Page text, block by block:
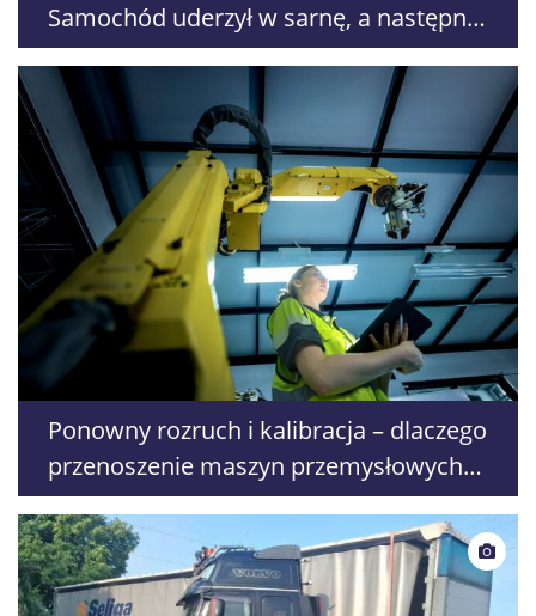
Samochód uderzył w sarnę, a następnie
w drugie auto
Ponowny rozruch i kalibracja – dlaczego
przenoszenie maszyn przemysłowych
nie kończy się na samym transporcie?